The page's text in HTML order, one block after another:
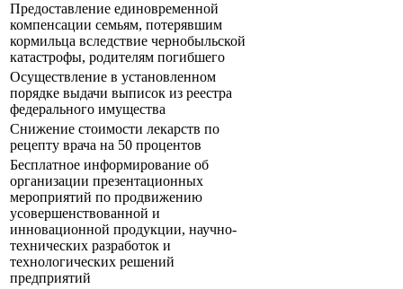
Предоставление единовременной
компенсации семьям, потерявшим
кормильца вследствие чернобыльской
катастрофы, родителям погибшего
Осуществление в установленном
порядке выдачи выписок из реестра
федерального имущества
Снижение стоимости лекарств по
рецепту врача на 50 процентов
Бесплатное информирование об
организации презентационных
мероприятий по продвижению
усовершенствованной и
инновационной продукции, научно-
технических разработок и
технологических решений
предприятий